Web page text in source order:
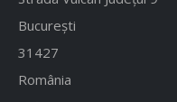
București
31427
România